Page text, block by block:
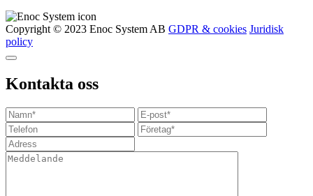
Copyright © 2023 Enoc System AB GDPR & cookies Juridisk
policy
Kontakta oss